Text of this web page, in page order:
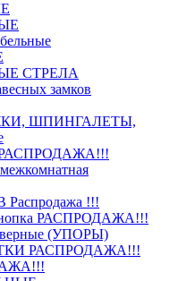
СТРЕЛА
замков
ШПИНГАЛЕТЫ,
!!!
РАСПРОДАЖА!!!
(УПОРЫ)
РАСПРОДАЖА!!!